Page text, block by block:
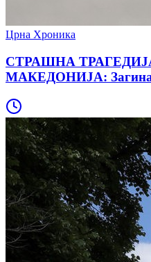
Црна Хроника
СТРАШНА
МАКЕДОНИЈА: Загина